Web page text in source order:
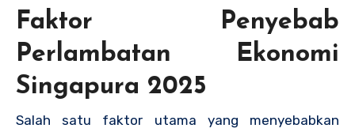
Faktor Penyebab
Perlambatan Ekonomi
Singapura 2025
Salah satu faktor utama yang menyebabkan